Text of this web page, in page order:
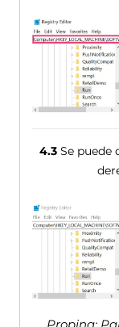
4.3Se puede